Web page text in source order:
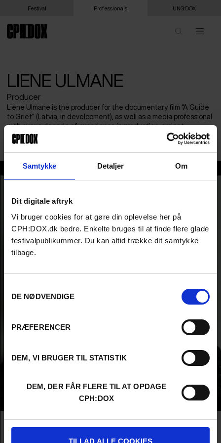
Samtykke Detaljer Om
Dit digitale aftryk
Vi bruger cookies for at gøre din oplevelse her på
CPH:DOX.dk bedre. Enkelte bruges til at finde flere glade
festivalpublikummer. Du kan altid trække dit samtykke
tilbage.
DE NØDVENDIGE
PRÆFERENCER
DEM, VI BRUGER TIL STATISTIK
DEM, DER FÅR FLERE TIL AT OPDAGE
CPH:DOX
TILLAD ALLE COOKIES
Festival Professionals UNG:DOX
LIENE ULMANE
Producer
Liene Ulmane is the producer for the documentary film “A Guide
to Grief” (Latvia, in development), as well as a media professional
with over a decade of experience in production, project
management, and digital communication.
Liene Ulmane
Nationality
Latvia
Company
Producer